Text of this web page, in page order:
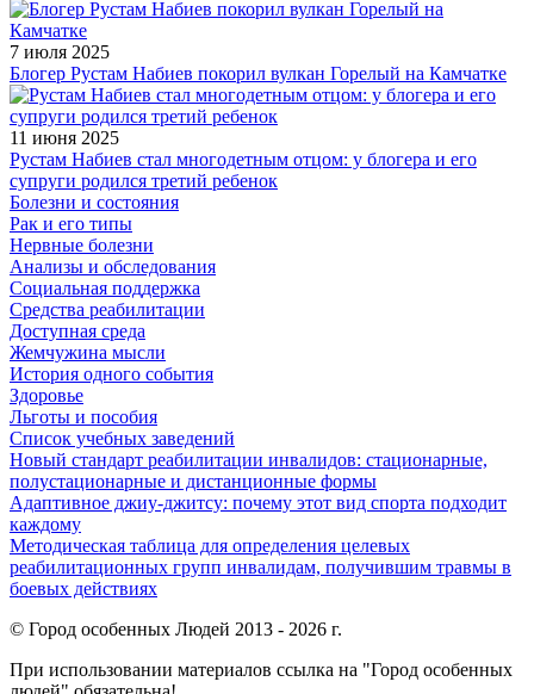
7 июля 2025
Блогер Рустам Набиев покорил вулкан Горелый на Камчатке
11 июня 2025
Рустам Набиев стал многодетным отцом: у блогера и его
супруги родился третий ребенок
Болезни и состояния
Рак и его типы
Нервные болезни
Анализы и обследования
Социальная поддержка
Средства реабилитации
Доступная среда
Жемчужина мысли
История одного события
Здоровье
Льготы и пособия
Список учебных заведений
Новый стандарт реабилитации инвалидов: стационарные,
полустационарные и дистанционные формы
Адаптивное джиу-джитсу: почему этот вид спорта подходит
каждому
Методическая таблица для определения целевых
реабилитационных групп инвалидам, получившим травмы в
боевых действиях
© Город особенных Людей 2013 - 2026 г.
При использовании материалов ссылка на "Город особенных